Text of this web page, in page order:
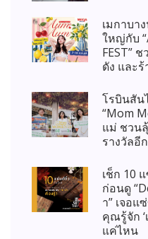
เมกาบา
ใหญ่กับ
FEST”
ดัง และ
โรบินสัน
“Mom
แม่ ชวน
รางวัลอี
เช็ก 10
ก่อนดู
า” เจอ
คุณรู้จัก ‘
แค่ไหน